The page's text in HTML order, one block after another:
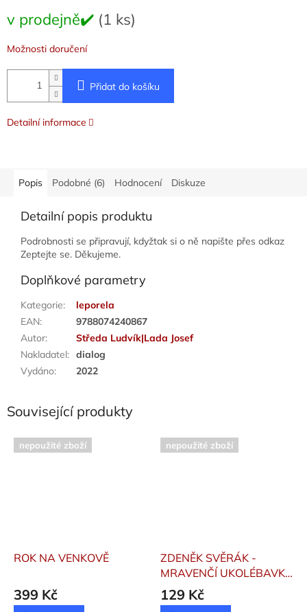
cena:
v prodejně✔️ (1 ks)
Možnosti doručení
Přidat do košíku
Detailní informace
Popis Podobné (6) Hodnocení Diskuze
Detailní popis produktu
Podrobnosti se připravují, kdyžtak si o ně napište přes odkaz
Zeptejte se. Děkujeme.
Doplňkové parametry
Kategorie:
leporela
EAN:
9788074240867
Autor:
Středa Ludvík|Lada Josef
Nakladatel: dialog
Vydáno: 2022
Související produkty
nepoužité zboží
ROK NA VENKOVĚ
399 Kč
nepoužité zboží
ZDENĚK SVĚRÁK -
MRAVENČÍ UKOLÉBAVKA
(100X100)
Zdeněk
129 Kč